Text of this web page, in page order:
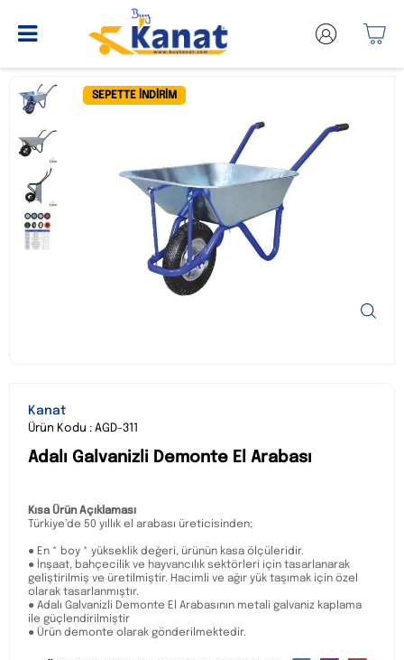
SEPETTE İNDIRIM
Kanat
Ürün Kodu : AGD-311
Adalı Galvanizli Demonte El Arabası
Kısa Ürün Açıklaması
Türkiye’de 50 yıllık el arabası üreticisinden;
● En * boy * yükseklik değeri, ürünün kasa ölçüleridir.
● İnşaat, bahçecilik ve hayvancılık sektörleri için tasarlanarak
geliştirilmiş ve üretilmiştir. Hacimli ve ağır yük taşımak için özel
olarak tasarlanmıştır.
● Adalı Galvanizli Demonte El Arabasının metali galvaniz kaplama
ile güçlendirilmiştir
● Ürün demonte olarak gönderilmektedir.